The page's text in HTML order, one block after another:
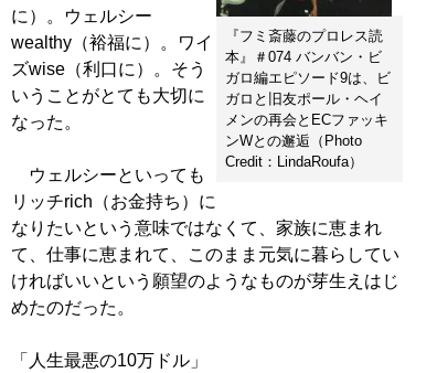
『フミ斎藤のプロレス読
本』＃074 バンバン・ビ
ガロ編エピソード9は、ビ
ガロと旧友ポール・ヘイ
メンの再会とECファッキ
ンWとの邂逅（Photo
Credit：LindaRoufa）
に）。ウェルシー
wealthy（裕福に）。ワイ
ズwise（利口に）。そう
いうことがとても大切に
なった。
ウェルシーといっても
リッチrich（お金持ち）に
なりたいという意味ではなくて、家族に恵まれ
て、仕事に恵まれて、このまま元気に暮らしてい
ければいいという願望のようなものが芽生えはじ
めたのだった。
「人生最悪の10万ドル」